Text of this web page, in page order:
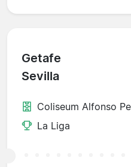
Getafe
Sevilla
Coliseum Alfonso
La Liga